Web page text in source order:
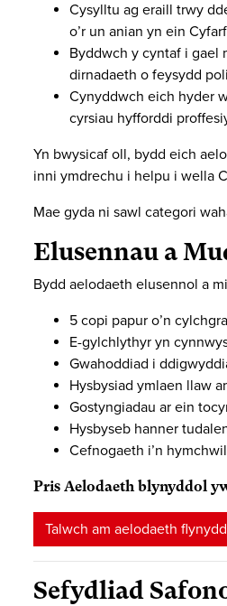
Cysylltu ag eraill trwy
o’r un anian yn ein
Byddwch y cyntaf i gael
dirnadaeth o feysydd
Cynyddwch eich hyder
cyrsiau hyfforddi
Yn bwysicaf oll, bydd eich
inni ymdrechu i helpu i wella
Mae gyda ni sawl categori
Elusennau a
Bydd aelodaeth elusennol a
5 copi papur o’n
E-gylchlythyr yn
Gwahoddiad i
Hysbysiad ymlaen llaw
Gostyngiadau ar ein
Hysbyseb hanner
Cefnogaeth i’n
Pris Aelodaeth blynyddol
Talwch am aelodaeth
Sefydliad